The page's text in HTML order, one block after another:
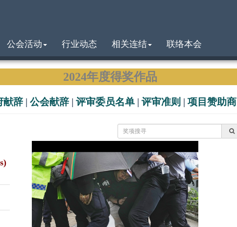
公会活动 行业动态 相关连结 联络本会
2024年度得奖作品
献辞 | 公会献辞 | 评审委员名单 | 评审准则 | 项目赞助商